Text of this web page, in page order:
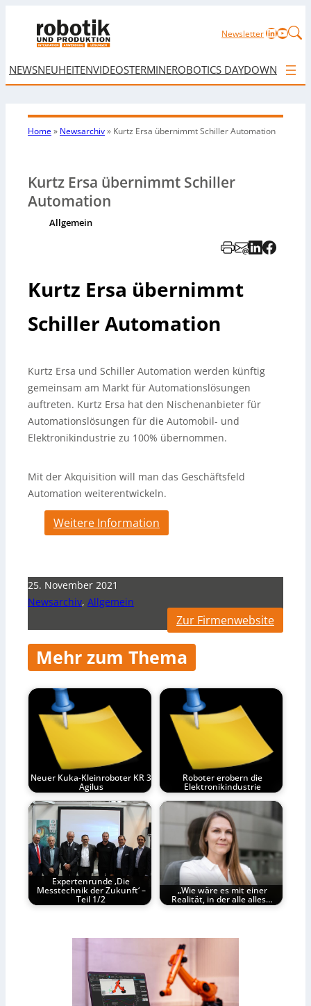
NewsletterLinkedIn
NEWSNEUHEITENVIDEOSTERMINEROBOTICS DAYDOWNLOAD
Home» Newsarchiv» Kurtz Ersa übernimmt Schiller Automation
Kurtz Ersa übernimmt Schiller
Automation
Allgemein
Kurtz Ersa übernimmt
Schiller Automation
Kurtz Ersa und Schiller Automation werden künftig
gemeinsam am Markt für Automationslösungen
auftreten. Kurtz Ersa hat den Nischenanbieter für
Automationslösungen für die Automobil- und
Elektronikindustrie zu 100% übernommen.
Mit der Akquisition will man das Geschäftsfeld
Automation weiterentwickeln.
Weitere Information
25. November 2021
Newsarchiv, Allgemein
Zur Firmenwebsite
Mehr zum Thema
Neuer Kuka-Kleinroboter KR 3
Agilus
Roboter erobern die
Elektronikindustrie
Expertenrunde ‚Die
Messtechnik der Zukunft‘ –
Teil 1/2
„Wie wäre es mit einer
Realität, in der alle alles…